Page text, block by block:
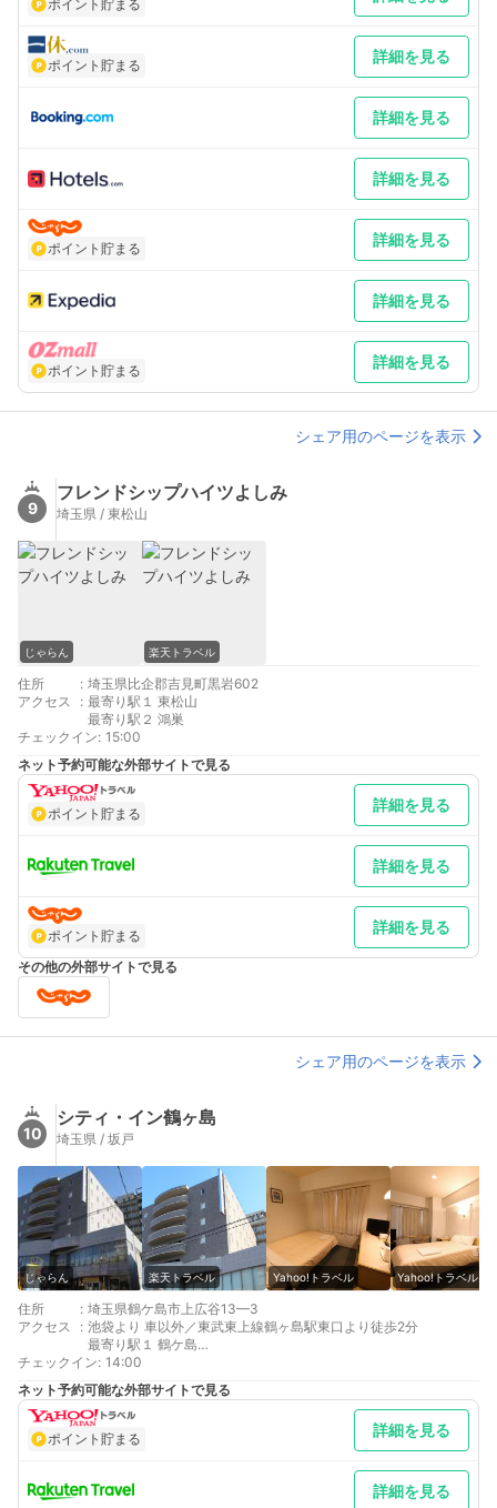
ポイント貯まる
ポイント貯まる 詳細を見る
詳細を見る
詳細を見る
ポイント貯まる 詳細を見る
詳細を見る
ポイント貯まる 詳細を見る
シェア用のページを表示
9
フレンドシップハイツよしみ
埼玉県 / 東松山
じゃらん 楽天トラベル
住所 : 埼玉県比企郡吉見町黒岩602
アクセス
: 最寄り駅１ 東松山
最寄り駅２ 鴻巣
チェックイン: 15:00
ネット予約可能な外部サイトで見る
ポイント貯まる 詳細を見る
詳細を見る
ポイント貯まる 詳細を見る
その他の外部サイトで見る
シェア用のページを表示
10
シティ・イン鶴ヶ島
埼玉県 / 坂戸
じゃらん 楽天トラベル Yahoo!トラベル Yahoo!トラベル
住所 : 埼玉県鶴ケ島市上広谷13—3
アクセス
: 池袋より 車以外／東武東上線鶴ヶ島駅東口より徒歩2分
最寄り駅１ 鶴ケ島
最寄り駅２ 川越
最寄り駅３ 池袋
補足 車／駐車場は1日￥500（先着順・予約は出来ません）お停
めできない場合でも近くの提携コインパーキングをご案内致して
おりますのでご安心ください。お手数ですがフロントまでご連絡
をお願いいたします。 車以外／東武東上線 鶴ヶ島駅東口 徒歩
チェックイン: 14:00
ネット予約可能な外部サイトで見る
ポイント貯まる 詳細を見る
詳細を見る